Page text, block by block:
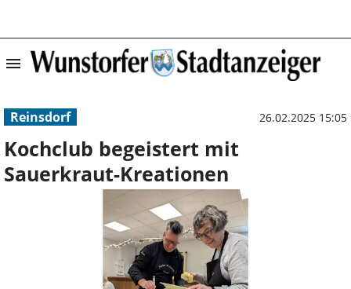
menu Kochclub
Reinsdorf 26.02.2025 15:05
Kochclub begeistert mit
Sauerkraut-Kreationen